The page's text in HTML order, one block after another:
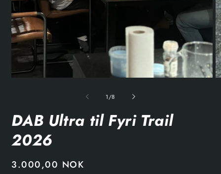
1/8
DAB Ultra til Fyri Trail
2026
3.000,00 NOK